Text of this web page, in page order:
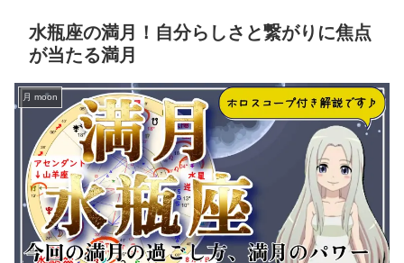
水瓶座の満月！自分らしさと繋がりに焦点
が当たる満月
月 moon